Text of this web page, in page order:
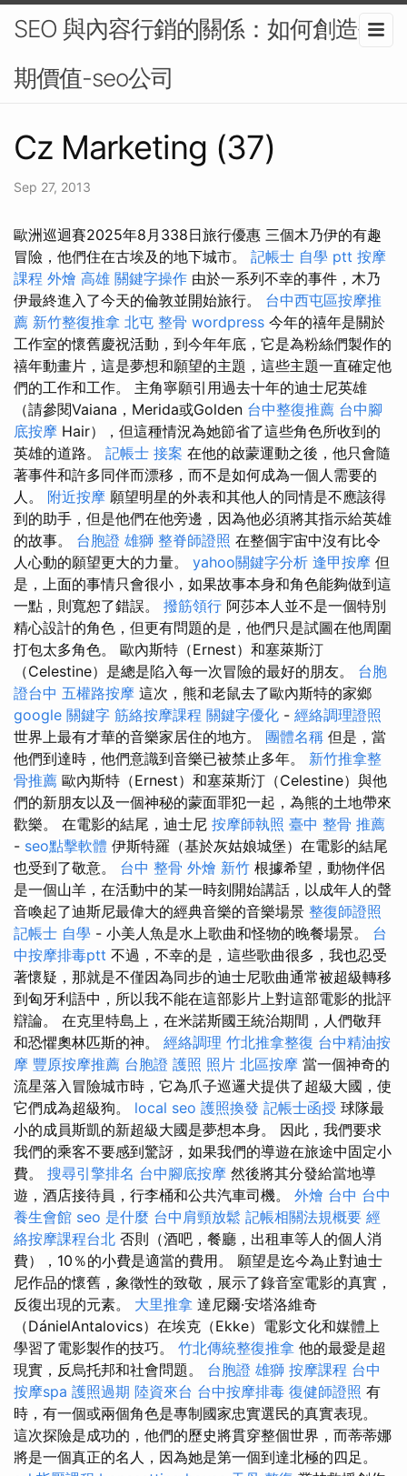
SEO 與內容行銷的關係：如何創造長
期價值-seo公司
Cz Marketing (37)
Sep 27, 2013
歐洲巡迴賽2025年8月338日旅行優惠 三個木乃伊的有趣
冒險，他們住在古埃及的地下城市。 記帳士 自學 ptt 按摩
課程 外燴 高雄 關鍵字操作 由於一系列不幸的事件，木乃
伊最終進入了今天的倫敦並開始旅行。 台中西屯區按摩推
薦 新竹整復推拿 北屯 整骨 wordpress 今年的禧年是關於
工作室的懷舊慶祝活動，到今年年底，它是為粉絲們製作的
禧年動畫片，這是夢想和願望的主題，這些主題一直確定他
們的工作和工作。 主角寧願引用過去十年的迪士尼英雄
（請參閱Vaiana，Merida或Golden 台中整復推薦 台中腳
底按摩 Hair），但這種情況為她節省了這些角色所收到的
英雄的道路。 記帳士 接案 在他的啟蒙運動之後，他只會隨
著事件和許多同伴而漂移，而不是如何成為一個人需要的
人。 附近按摩 願望明星的外表和其他人的同情是不應該得
到的助手，但是他們在他旁邊，因為他必須將其指示給英雄
的故事。 台胞證 雄獅 整脊師證照 在整個宇宙中沒有比令
人心動的願望更大的力量。 yahoo關鍵字分析 逢甲按摩 但
是，上面的事情只會很小，如果故事本身和角色能夠做到這
一點，則寬恕了錯誤。 撥筋領行 阿莎本人並不是一個特別
精心設計的角色，但更有問題的是，他們只是試圖在他周圍
打包太多角色。 歐內斯特（Ernest）和塞萊斯汀
（Celestine）是總是陷入每一次冒險的最好的朋友。 台胞
證台中 五權路按摩 這次，熊和老鼠去了歐內斯特的家鄉
google 關鍵字 筋絡按摩課程 關鍵字優化 - 經絡調理證照
世界上最有才華的音樂家居住的地方。 團體名稱 但是，當
他們到達時，他們意識到音樂已被禁止多年。 新竹推拿整
骨推薦 歐內斯特（Ernest）和塞萊斯汀（Celestine）與他
們的新朋友以及一個神秘的蒙面罪犯一起，為熊的土地帶來
歡樂。 在電影的結尾，迪士尼 按摩師執照 臺中 整骨 推薦
- seo點擊軟體 伊斯特羅（基於灰姑娘城堡）在電影的結尾
也受到了敬意。 台中 整骨 外燴 新竹 根據希望，動物伴侶
是一個山羊，在活動中的某一時刻開始講話，以成年人的聲
音喚起了迪斯尼最偉大的經典音樂的音樂場景 整復師證照
記帳士 自學 - 小美人魚是水上歌曲和怪物的晚餐場景。 台
中按摩排毒ptt 不過，不幸的是，這些歌曲很多，我也忍受
著懷疑，那就是不僅因為同步的迪士尼歌曲通常被超級轉移
到匈牙利語中，所以我不能在這部影片上對這部電影的批評
辯論。 在克里特島上，在米諾斯國王統治期間，人們敬拜
和恐懼奧林匹斯的神。 經絡調理 竹北推拿整復 台中精油按
摩 豐原按摩推薦 台胞證 護照 照片 北區按摩 當一個神奇的
流星落入冒險城市時，它為爪子巡邏犬提供了超級大國，使
它們成為超級狗。 local seo 護照換發 記帳士函授 球隊最
小的成員斯凱的新超級大國是夢想本身。 因此，我們要求
我們的乘客不要感到驚訝，如果我們的導遊在旅途中固定小
費。 搜尋引擎排名 台中腳底按摩 然後將其分發給當地導
遊，酒店接待員，行李桶和公共汽車司機。 外燴 台中 台中
養生會館 seo 是什麼 台中肩頸放鬆 記帳相關法規概要 經
絡按摩課程台北 否則（酒吧，餐廳，出租車等人的個人消
費），10％的小費是適當的費用。 願望是迄今為止對迪士
尼作品的懷舊，象徵性的致敬，展示了錄音室電影的真實，
反復出現的元素。 大里推拿 達尼爾·安塔洛維奇
（DánielAntalovics）在埃克（Ekke）電影文化和媒體上
學習了電影製作的技巧。 竹北傳統整復推拿 他的最愛是超
現實，反烏托邦和社會問題。 台胞證 雄獅 按摩課程 台中
按摩spa 護照過期 陸資來台 台中按摩排毒 復健師證照 有
時，有一個或兩個角色是專制國家忠實選民的真實表現。
這次探險是成功的，他們的歷史將貫穿整個世界，而蒂蒂娜
將是一個真正的名人，因為她是第一個到達北極的四足。